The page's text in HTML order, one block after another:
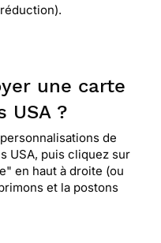
une carte
USA ?
de
USA, puis cliquez sur
en haut à droite (ou
et la postons